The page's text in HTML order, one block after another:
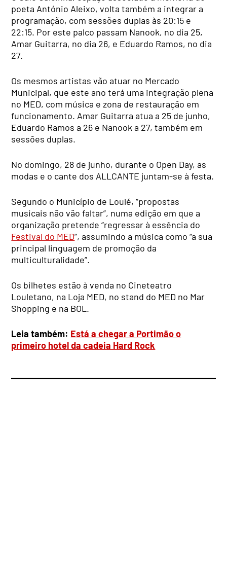
poeta António Aleixo, volta também a integrar a
programação, com sessões duplas às 20:15 e
22:15. Por este palco passam Nanook, no dia 25,
Amar Guitarra, no dia 26, e Eduardo Ramos, no dia
27.
Os mesmos artistas vão atuar no Mercado
Municipal, que este ano terá uma integração plena
no MED, com música e zona de restauração em
funcionamento. Amar Guitarra atua a 25 de junho,
Eduardo Ramos a 26 e Nanook a 27, também em
sessões duplas.
No domingo, 28 de junho, durante o Open Day, as
modas e o cante dos ALLCANTE juntam-se à festa.
Segundo o Município de Loulé, “propostas
musicais não vão faltar”, numa edição em que a
organização pretende “regressar à essência do
Festival do MED”, assumindo a música como “a sua
principal linguagem de promoção da
multiculturalidade”.
Os bilhetes estão à venda no Cineteatro
Louletano, na Loja MED, no stand do MED no Mar
Shopping e na BOL.
Leia também: Está a chegar a Portimão o
primeiro hotel da cadeia Hard Rock